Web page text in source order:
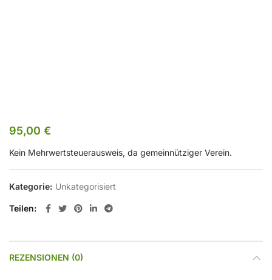
95,00 €
Kein Mehrwertsteuerausweis, da gemeinnütziger Verein.
Kategorie: Unkategorisiert
Teilen
REZENSIONEN (0)